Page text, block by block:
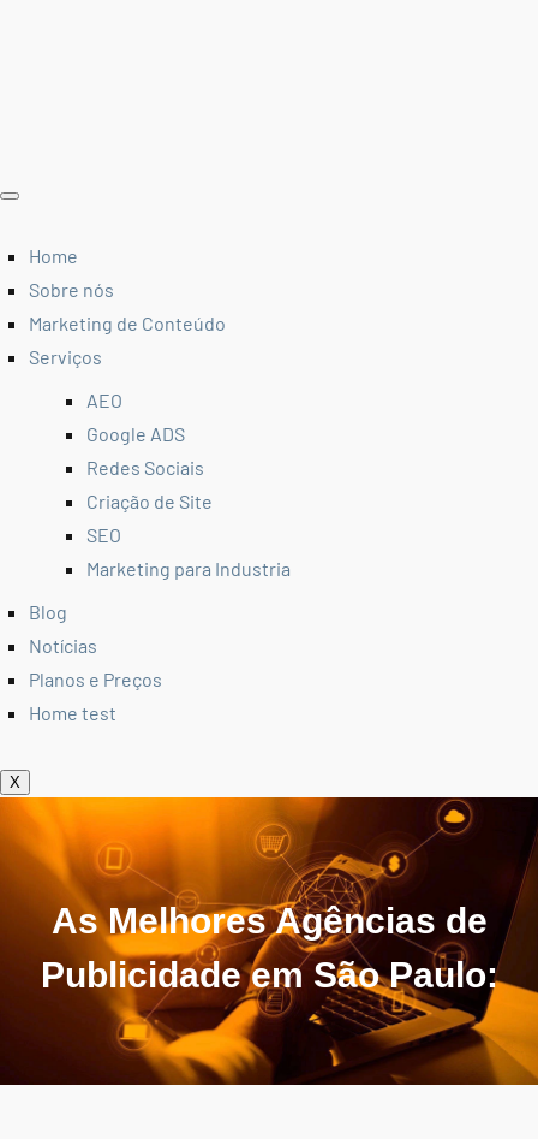
Home
Sobre nós
Marketing de Conteúdo
Serviços
AEO
Google ADS
Redes Sociais
Criação de Site
SEO
Marketing para Industria
Blog
Notícias
Planos e Preços
Home test
X
As Melhores Agências de
Publicidade em São Paulo: